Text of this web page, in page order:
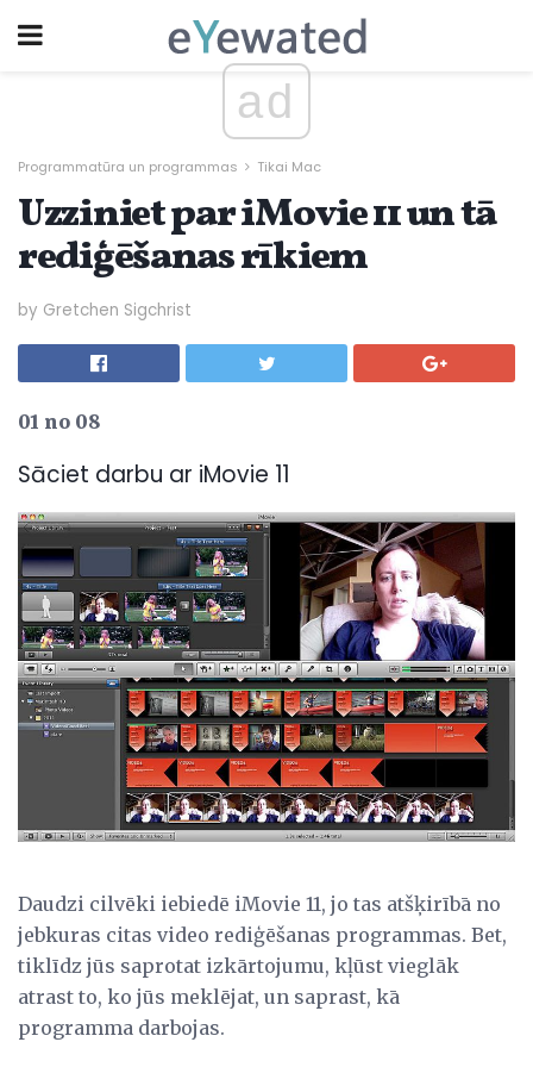
ad
Programmatūra un programmas Tikai Mac
Uzziniet par iMovie 11 un tā
rediģēšanas rīkiem
by Gretchen Sigchrist
01 no 08
Sāciet darbu ar iMovie 11
Daudzi cilvēki iebiedē iMovie 11, jo tas atšķirībā no
jebkuras citas video rediģēšanas programmas. Bet,
tiklīdz jūs saprotat izkārtojumu, kļūst vieglāk
atrast to, ko jūs meklējat, un saprast, kā
programma darbojas.